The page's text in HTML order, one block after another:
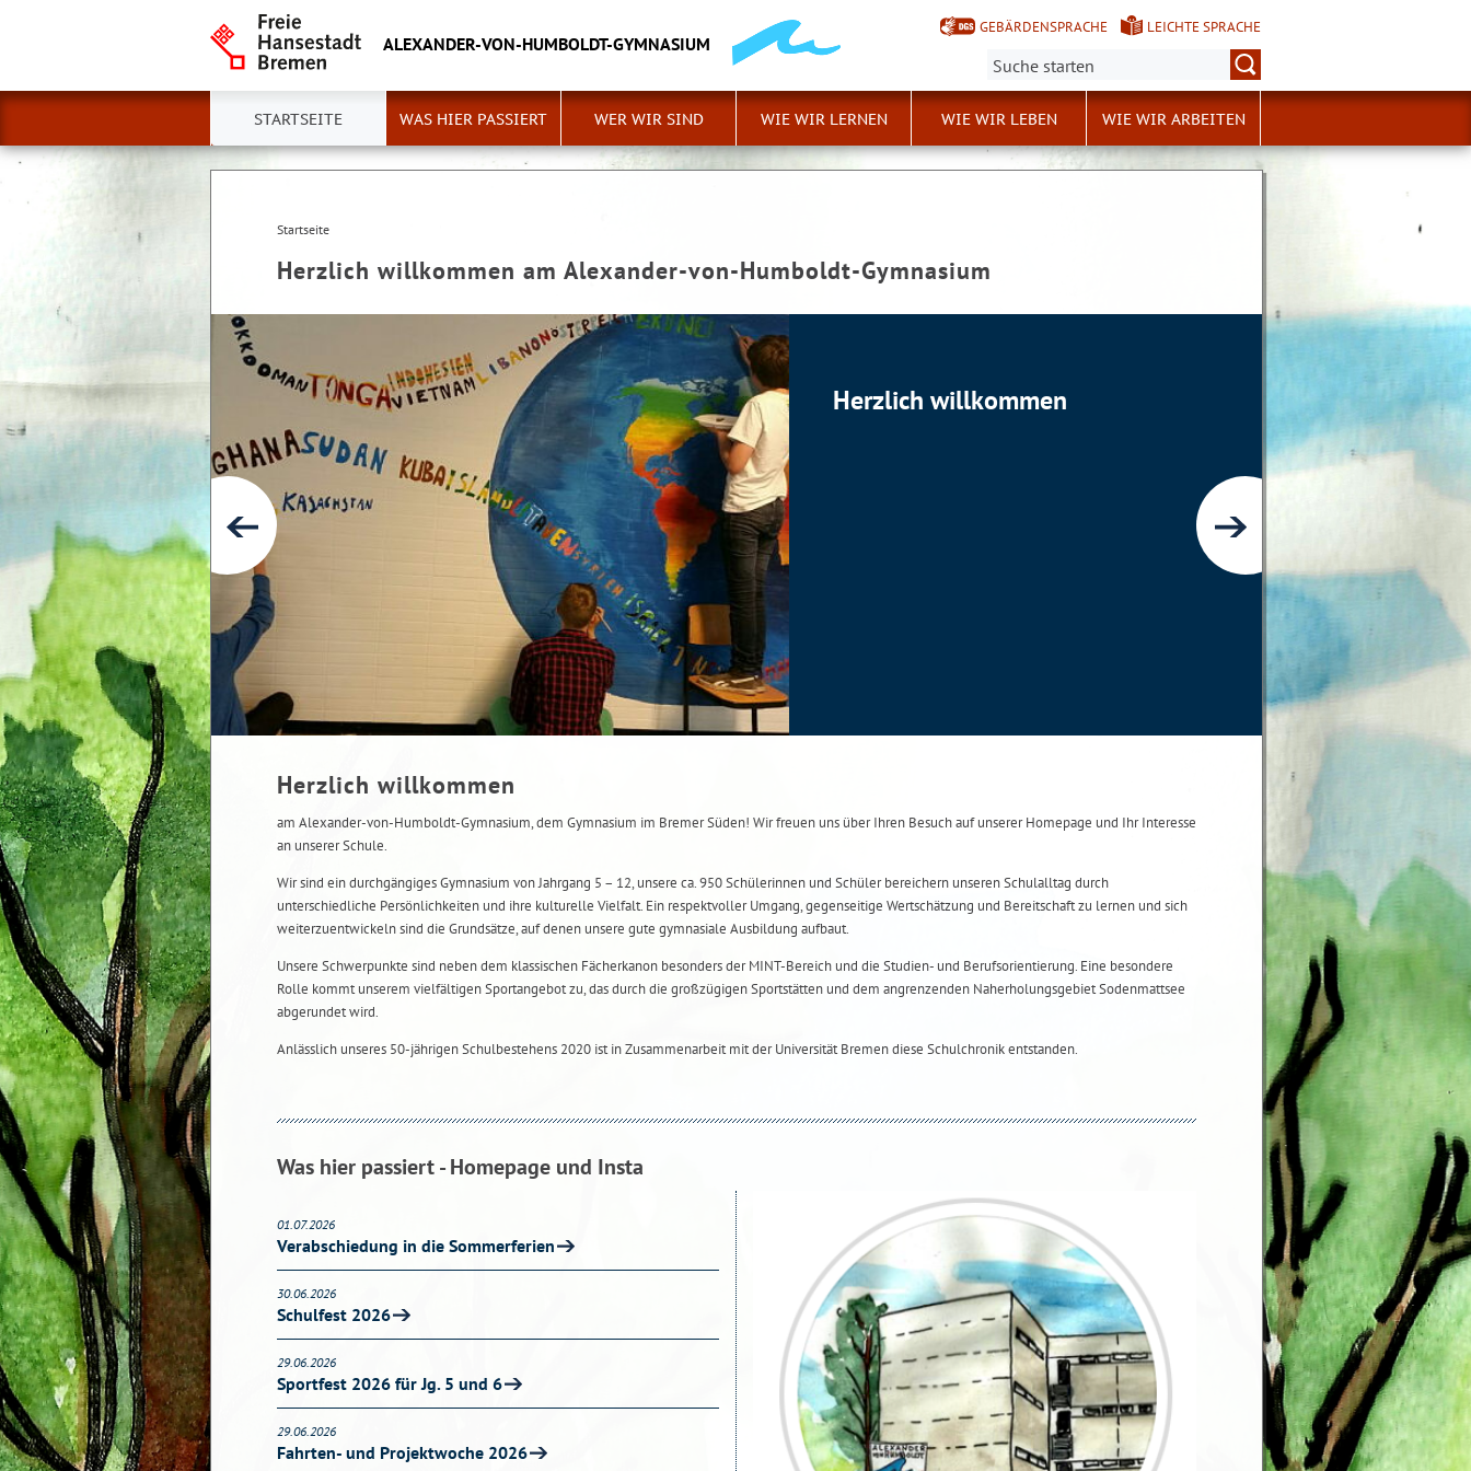
ALEXANDER-VON-HUMBOLDT-GYMNASIUM
GEBÄRDENSPRACHE
LEICHTE SPRACHE
Suche:
STARTSEITE WAS HIER PASSIERT WER WIR SIND WIE WIR LERNEN WIE WIR LEBEN WIE WIR ARBEITEN
Startseite
Herzlich willkommen am Alexander-von-Humboldt-Gymnasium
Herzlich willkommen
Herzlich willkommen
am Alexander-von-Humboldt-Gymnasium, dem Gymnasium im Bremer Süden! Wir freuen uns über Ihren Besuch auf unserer Homepage und Ihr Interesse
an unserer Schule.
Wir sind ein durchgängiges Gymnasium von Jahrgang 5 – 12, unsere ca. 950 Schülerinnen und Schüler bereichern unseren Schulalltag durch
unterschiedliche Persönlichkeiten und ihre kulturelle Vielfalt. Ein respektvoller Umgang, gegenseitige Wertschätzung und Bereitschaft zu lernen und sich
weiterzuentwickeln sind die Grundsätze, auf denen unsere gute gymnasiale Ausbildung aufbaut.
Unsere Schwerpunkte sind neben dem klassischen Fächerkanon besonders der MINT-Bereich und die Studien- und Berufsorientierung. Eine besondere
Rolle kommt unserem vielfältigen Sportangebot zu, das durch die großzügigen Sportstätten und dem angrenzenden Naherholungsgebiet Sodenmattsee
abgerundet wird.
Anlässlich unseres 50-jährigen Schulbestehens 2020 ist in Zusammenarbeit mit der Universität Bremen diese Schulchronik entstanden.
Was hier passiert - Homepage und Insta
01.07.2026
Verabschiedung in die Sommerferien
30.06.2026
Schulfest 2026
29.06.2026
Sportfest 2026 für Jg. 5 und 6
29.06.2026
Fahrten- und Projektwoche 2026